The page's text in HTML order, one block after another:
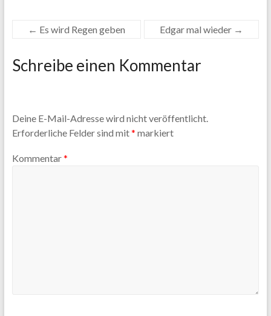
← Es wird Regen geben Edgar mal wieder →
Schreibe einen Kommentar
Deine E-Mail-Adresse wird nicht veröffentlicht.
Erforderliche Felder sind mit* markiert
Kommentar*